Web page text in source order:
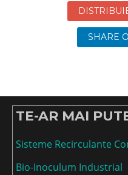
SHARE
TE-AR MAI
Sisteme Recirculante
Bio-Inoculum Industrial